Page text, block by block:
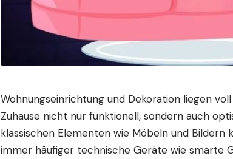
Wohnungseinrichtung und Dekoration liegen
Zuhause nicht nur funktionell, sondern auch
klassischen Elementen wie Möbeln und Bildern
immer häufiger technische Geräte wie smarte